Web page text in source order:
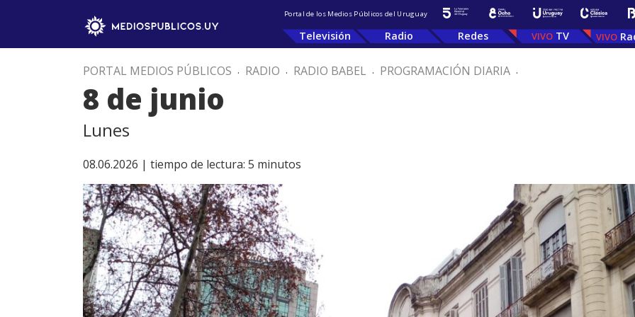
Portal de los Medios Públicos del Uruguay
Televisión Radio Redes TV
PORTAL MEDIOS PÚBLICOS . RADIO . RADIO BABEL . PROGRAMACIÓN DIARIA .
8 de junio
Lunes
08.06.2026 | tiempo de lectura: 5 minutos